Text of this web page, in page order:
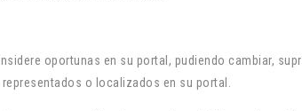
oportunas en su portal, pudiendo cambiar,
o localizados en su portal.